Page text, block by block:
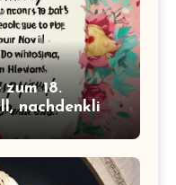
18.
nachdenklich